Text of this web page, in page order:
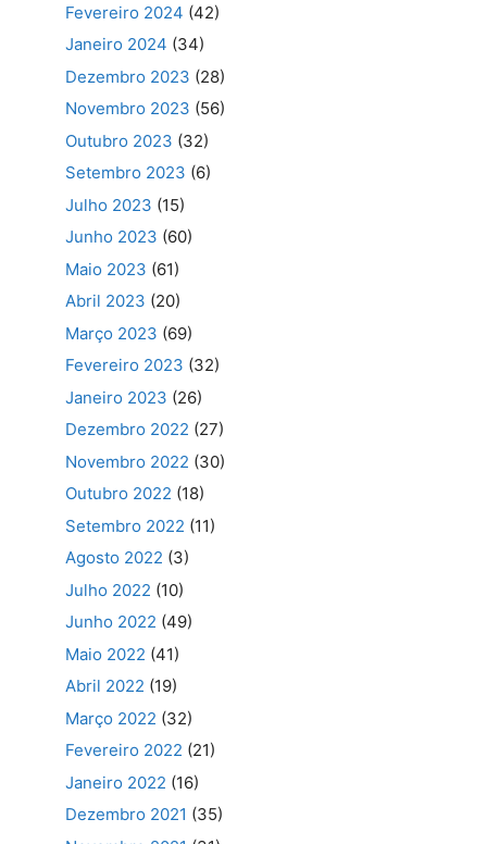
Fevereiro 2024 (42)
Janeiro 2024 (34)
Dezembro 2023 (28)
Novembro 2023 (56)
Outubro 2023 (32)
Setembro 2023 (6)
Julho 2023 (15)
Junho 2023 (60)
Maio 2023 (61)
Abril 2023 (20)
Março 2023 (69)
Fevereiro 2023 (32)
Janeiro 2023 (26)
Dezembro 2022 (27)
Novembro 2022 (30)
Outubro 2022 (18)
Setembro 2022 (11)
Agosto 2022 (3)
Julho 2022 (10)
Junho 2022 (49)
Maio 2022 (41)
Abril 2022 (19)
Março 2022 (32)
Fevereiro 2022 (21)
Janeiro 2022 (16)
Dezembro 2021 (35)